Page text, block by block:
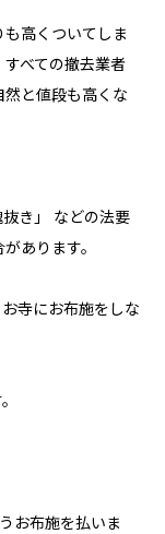
高くついてしま
べての撤去業者
と値段も高くな
き」 などの法要
あります。
寺にお布施をしな
お布施を払いま